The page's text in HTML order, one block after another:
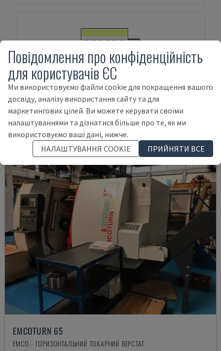
ФІНАНСУВАННЯ АКТИВІВ
ПродуктиWeilerE50x2000
EMCOTURN 65
EMCO - ГОРИЗОНТАЛЬНИЙ ТОКАРНИЙ ВЕРСТАТ
Повідомлення про конфіденційність
для користувачів ЄС
Ми використовуємо файли cookie для покращення вашого
досвіду, аналізу використання сайту та для
маркетингових цілей. Ви можете керувати своїми
налаштуваннями та дізнатися більше про те, як ми
використовуємо ваші дані, нижче.
НАЛАШТУВАННЯ COOKIE
ПРИЙНЯТИ ВСЕ